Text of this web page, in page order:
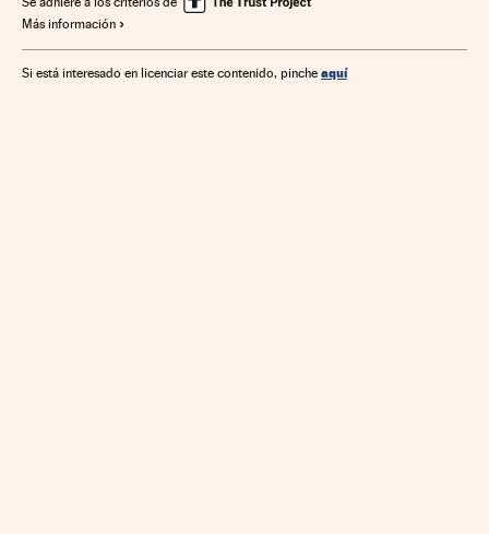
Más información
Si está interesado en licenciar este contenido, pinche aquí